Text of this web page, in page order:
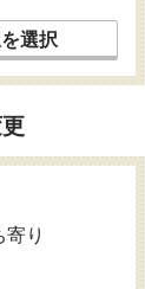
選択
寄り